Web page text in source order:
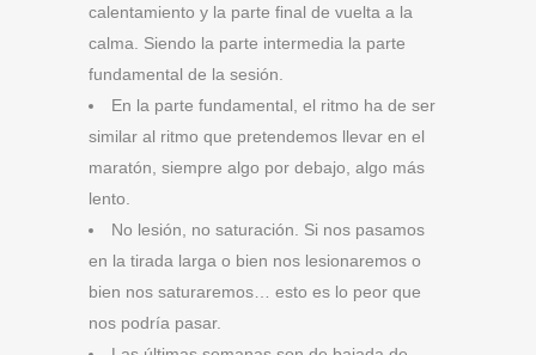
calentamiento y la parte final de vuelta a la
calma. Siendo la parte intermedia la parte
fundamental de la sesión.
En la parte fundamental, el ritmo ha de ser
similar al ritmo que pretendemos llevar en el
maratón, siempre algo por debajo, algo más
lento.
No lesión, no saturación. Si nos pasamos
en la tirada larga o bien nos lesionaremos o
bien nos saturaremos… esto es lo peor que
nos podría pasar.